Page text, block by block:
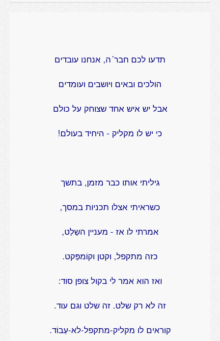
תדעו לכם חבר´ה, אנחנו עובדים
הולכים ובאים ויושבים ועומדים
אבל יש איש אחד שצוחק על כולם
כי יש לו מקליק - היחיד בעולם!
גיליתי אותו כבר מזמן, בתשך
כשראיתי אצלו תכניות במסך,
אמרתי לו אז - מעניין השַלַט,
כזה מתקפל, וקטן וקוֹמפַּקט.
ואז הוא אמר לי בקול צופן סוד:
זה לא רק שלט. זה שלט וגם עוד.
קוראים לו מקליק-מתקפל-לא-עַבוֹד.